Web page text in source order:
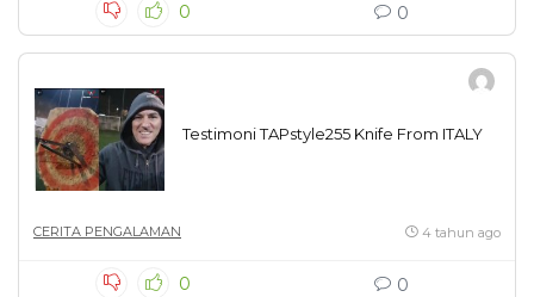
0 0
Testimoni TAPstyle255 Knife From ITALY
CERITA PENGALAMAN 4 tahun ago
0 0